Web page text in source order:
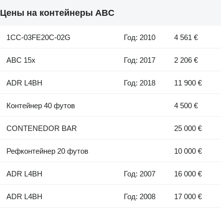
Цены на контейнеры ABC
1CC-03FE20C-02G Год: 2010 4 561 €
ABC 15x Год: 2017 2 206 €
ADR L4BH Год: 2018 11 900 €
Контейнер 40 футов 4 500 €
CONTENEDOR BAR 25 000 €
Рефконтейнер 20 футов 10 000 €
ADR L4BH Год: 2007 16 000 €
ADR L4BH Год: 2008 17 000 €